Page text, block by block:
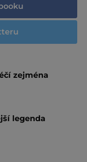
zejména
legenda